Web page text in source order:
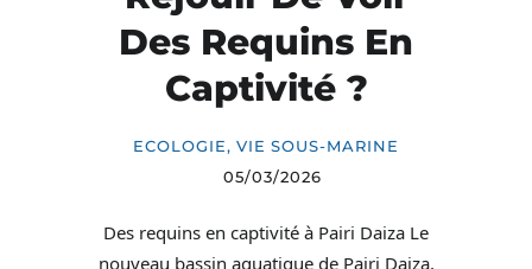
Des Requins En
Captivité ?
ECOLOGIE, VIE SOUS-MARINE
05/03/2026
Des requins en captivité à Pairi Daiza Le
nouveau bassin aquatique de Pairi Daiza,